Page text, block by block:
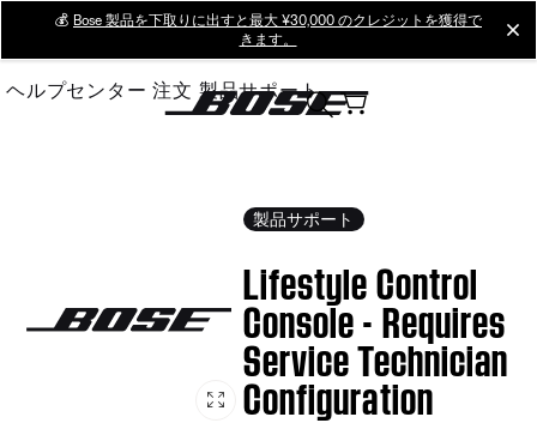
Main
💰 Bose 製品を下取りに出すと最大 ¥30,000 のクレジットを獲得で
きます。
ヘルプセンター 注文 製品サポート
製品サポート
Lifestyle Control
Console - Requires
Service Technician
Configuration